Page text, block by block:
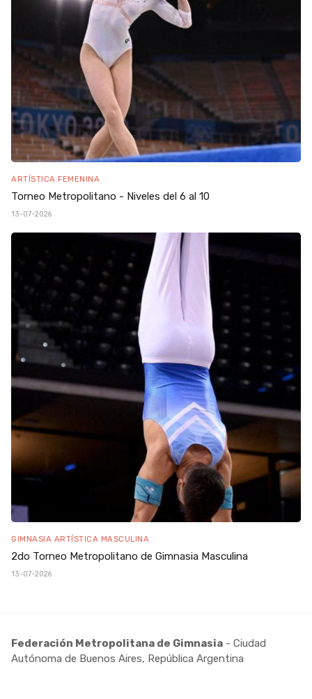
ARTÍSTICA FEMENINA
Torneo Metropolitano - Niveles del 6 al 10
13-07-2026
GIMNASIA ARTÍSTICA MASCULINA
2do Torneo Metropolitano de Gimnasia Masculina
13-07-2026
Federación Metropolitana de Gimnasia - Ciudad
Autónoma de Buenos Aires, República Argentina